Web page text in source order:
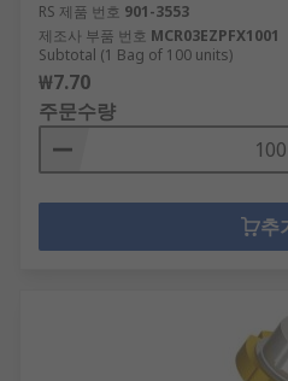
RS 제품 번호 901-3553
제조사 부품 번호 MCR03EZPFX1001
Subtotal (1 Bag of 100 units)
₩7.70
주문수량
추